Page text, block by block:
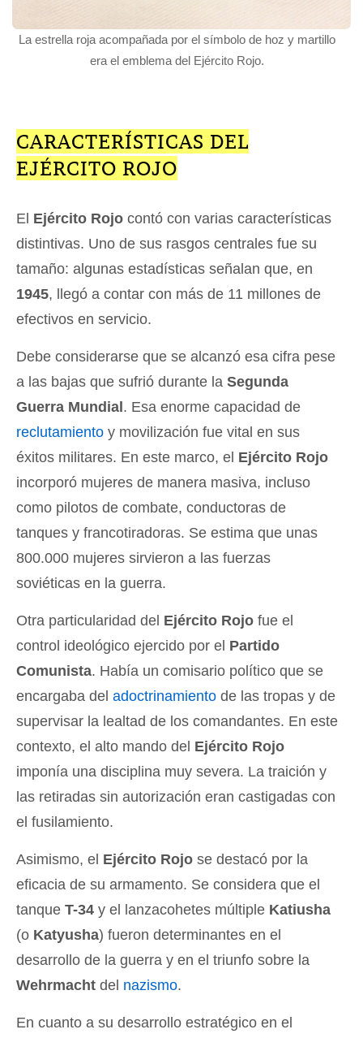
La estrella roja acompañada por el símbolo de hoz y martillo
era el emblema del Ejército Rojo.
CARACTERÍSTICAS DEL
EJÉRCITO ROJO
El Ejército Rojo contó con varias características
distintivas. Uno de sus rasgos centrales fue su
tamaño: algunas estadísticas señalan que, en
1945, llegó a contar con más de 11 millones de
efectivos en servicio.
Debe considerarse que se alcanzó esa cifra pese
a las bajas que sufrió durante la Segunda
Guerra Mundial. Esa enorme capacidad de
reclutamiento y movilización fue vital en sus
éxitos militares. En este marco, el Ejército Rojo
incorporó mujeres de manera masiva, incluso
como pilotos de combate, conductoras de
tanques y francotiradoras. Se estima que unas
800.000 mujeres sirvieron a las fuerzas
soviéticas en la guerra.
Otra particularidad del Ejército Rojo fue el
control ideológico ejercido por el Partido
Comunista. Había un comisario político que se
encargaba del adoctrinamiento de las tropas y de
supervisar la lealtad de los comandantes. En este
contexto, el alto mando del Ejército Rojo
imponía una disciplina muy severa. La traición y
las retiradas sin autorización eran castigadas con
el fusilamiento.
Asimismo, el Ejército Rojo se destacó por la
eficacia de su armamento. Se considera que el
tanque T-34 y el lanzacohetes múltiple Katiusha
(o Katyusha) fueron determinantes en el
desarrollo de la guerra y en el triunfo sobre la
Wehrmacht del nazismo.
En cuanto a su desarrollo estratégico en el